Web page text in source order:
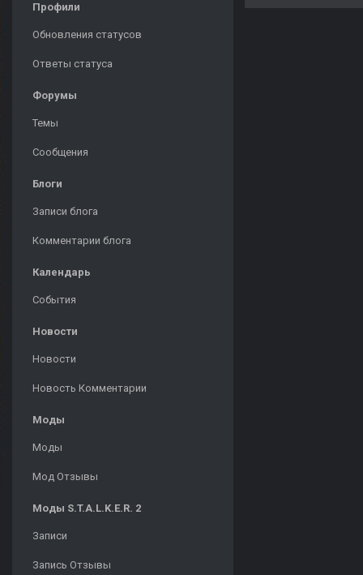
Профили
Обновления статусов
Ответы статуса
Форумы
Темы
Сообщения
Блоги
Записи блога
Комментарии блога
Календарь
События
Новости
Новости
Новость Комментарии
Моды
Моды
Мод Отзывы
Моды S.T.A.L.K.E.R. 2
Записи
Запись Отзывы